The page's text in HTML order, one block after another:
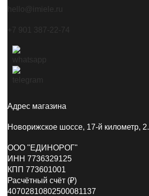
hello@imiele.ru
+7 901 387-22-74
Адрес магазина
Новорижское шоссе, 17-й километр, 2.
ООО "ЕДИНОРОГ"
ИНН 7736329125
КПП 773601001
Расчётный счёт (₽)
40702810802500081137